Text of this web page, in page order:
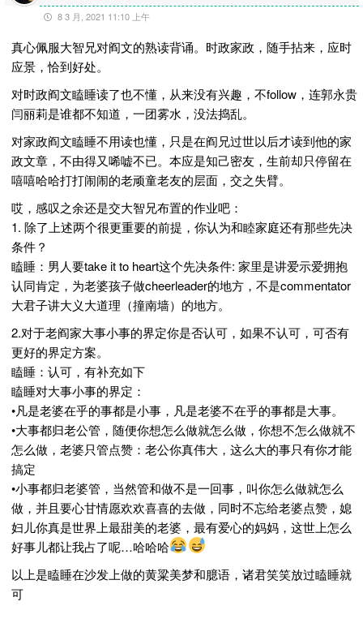
8 3 月, 2021 11:10 上午
真心佩服大智兄对阎文的熟读背诵。时政家政，随手拈来，应时
应景，恰到好处。
对时政阎文瞌睡读了也不懂，从来没有兴趣，不follow，连郭永贵
闫丽莉是谁都不知道，一团雾水，没法捣乱。
对家政阎文瞌睡不用读也懂，只是在阎兄过世以后才读到他的家
政文章，不由得又唏嘘不已。本应是知己密友，生前却只停留在
嘻嘻哈哈打打闹闹的老顽童老友的层面，交之失臂。
哎，感叹之余还是交大智兄布置的作业吧：
1. 除了上述两个很更重要的前提，你认为和睦家庭还有那些先决
条件？
瞌睡：男人要take it to heart这个先决条件: 家里是讲爱示爱拥抱
认同肯定，为老婆孩子做cheerleader的地方，不是commentator
大君子讲大义大道理（撞南墙）的地方。
2.对于老阎家大事小事的界定你是否认可，如果不认可，可否有
更好的界定方案。
瞌睡：认可，有补充如下
瞌睡对大事小事的界定：
•凡是老婆在乎的事都是小事，凡是老婆不在乎的事都是大事。
•大事都归老公管，随便你想怎么做就怎么做，你想不怎么做就不
怎么做，老婆只管点赞：老公你真伟大，这么大的事只有你才能
搞定
•小事都归老婆管，当然管和做不是一回事，叫你怎么做就怎么
做，并且要心甘情愿欢欢喜喜的去做，同时不忘给老婆点赞，媳
妇儿你真是世界上最甜美的老婆，最有爱心的妈妈，这世上怎么
好事儿都让我占了呢…哈哈哈
以上是瞌睡在沙发上做的黄粱美梦和臆语，诸君笑笑放过瞌睡就
可